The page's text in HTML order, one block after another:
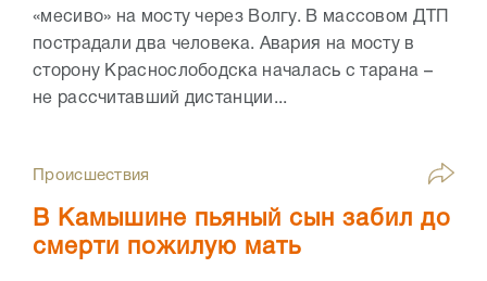
«месиво» на мосту через Волгу. В массовом ДТП
пострадали два человека. Авария на мосту в
сторону Краснослободска началась с тарана –
не рассчитавший дистанции...
Происшествия
В Камышине пьяный сын забил до
смерти пожилую мать